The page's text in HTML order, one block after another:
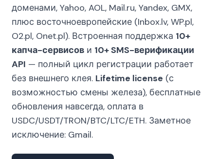
доменами, Yahoo, AOL, Mail.ru, Yandex, GMX,
плюс восточноевропейские (Inbox.lv, WP.pl,
O2.pl, Onet.pl). Встроенная поддержка 10+
капча-сервисов и 10+ SMS-верификации
API — полный цикл регистрации работает
без внешнего клея. Lifetime license (с
возможностью смены железа), бесплатные
обновления навсегда, оплата в
USDC/USDT/TRON/BTC/LTC/ETH. Заметное
исключение: Gmail.